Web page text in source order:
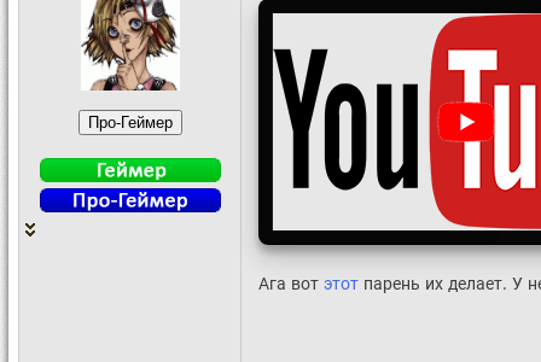
Ага вот этот парень их делает. У